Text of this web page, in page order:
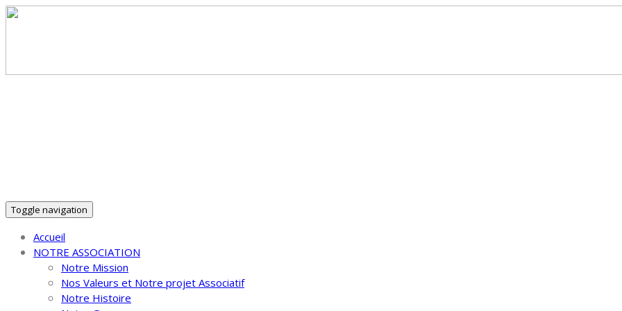
Toggle navigation
Accueil
NOTRE ASSOCIATION
Notre Mission
Nos Valeurs et Notre projet Associatif
Notre Histoire